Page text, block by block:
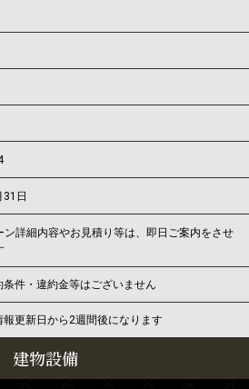
日
ン詳細内容やお見積り等は、即日ご案内をさせ
件・違約金等はございません
更新日から2週間後になります
建物設備